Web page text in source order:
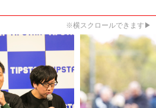
※横スクロールできます▶